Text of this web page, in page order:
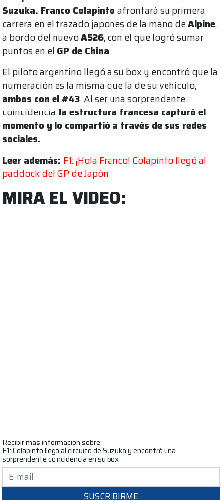
Suzuka. Franco Colapinto afrontará su primera
carrera en el trazado japones de la mano deAlpine,
a bordo del nuevoA526, con el que logró sumar
puntos en el GP de China.
El piloto argentino llegó a su box y encontró que la
numeración es la misma que la de su vehículo,
ambos con el #43. Al ser una sorprendente
coincidencia,la estructura francesa capturó el
momento y lo compartió a través de sus redes
sociales.
Leer además: F1: ¡Hola Franco! Colapinto llegó al
paddock del GP de Japón
MIRA EL VIDEO:
Recibir mas informacion sobre
F1: Colapinto llegó al circuito de Suzuka y encontró una
sorprendente coincidencia en su box
SUSCRIBIRME